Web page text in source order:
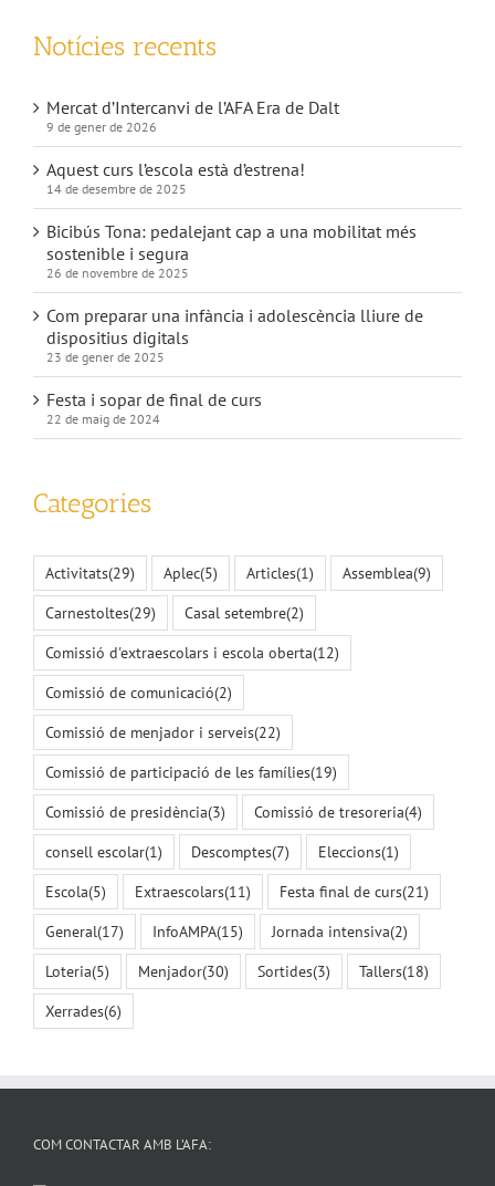
Notícies recents
Mercat d’Intercanvi de l’AFA Era de Dalt
9 de gener de 2026
Aquest curs l’escola està d’estrena!
14 de desembre de 2025
Bicibús Tona: pedalejant cap a una mobilitat més
sostenible i segura
26 de novembre de 2025
Com preparar una infància i adolescència lliure de
dispositius digitals
23 de gener de 2025
Festa i sopar de final de curs
22 de maig de 2024
Categories
Activitats(29) Aplec(5) Articles(1) Assemblea(9)
Carnestoltes(29) Casal setembre(2)
Comissió d'extraescolars i escola oberta(12)
Comissió de comunicació(2)
Comissió de menjador i serveis(22)
Comissió de participació de les famílies(19)
Comissió de presidència(3) Comissió de tresoreria(4)
consell escolar(1) Descomptes(7) Eleccions(1)
Escola(5) Extraescolars(11) Festa final de curs(21)
General(17) InfoAMPA(15) Jornada intensiva(2)
Loteria(5) Menjador(30) Sortides(3) Tallers(18)
Xerrades(6)
COM CONTACTAR AMB L’AFA: